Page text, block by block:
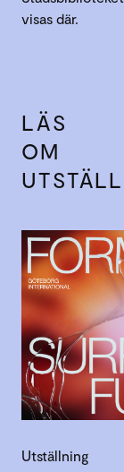
visas där.
LÄS
OM
Utställning